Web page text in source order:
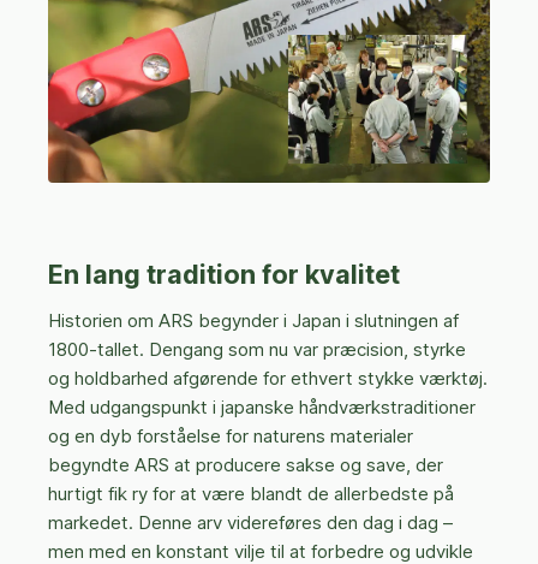
En lang tradition for kvalitet
Historien om ARS begynder i Japan i slutningen af
1800-tallet. Dengang som nu var præcision, styrke
og holdbarhed afgørende for ethvert stykke værktøj.
Med udgangspunkt i japanske håndværkstraditioner
og en dyb forståelse for naturens materialer
begyndte ARS at producere sakse og save, der
hurtigt fik ry for at være blandt de allerbedste på
markedet. Denne arv videreføres den dag i dag –
men med en konstant vilje til at forbedre og udvikle